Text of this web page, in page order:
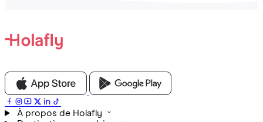
À propos de Holafly